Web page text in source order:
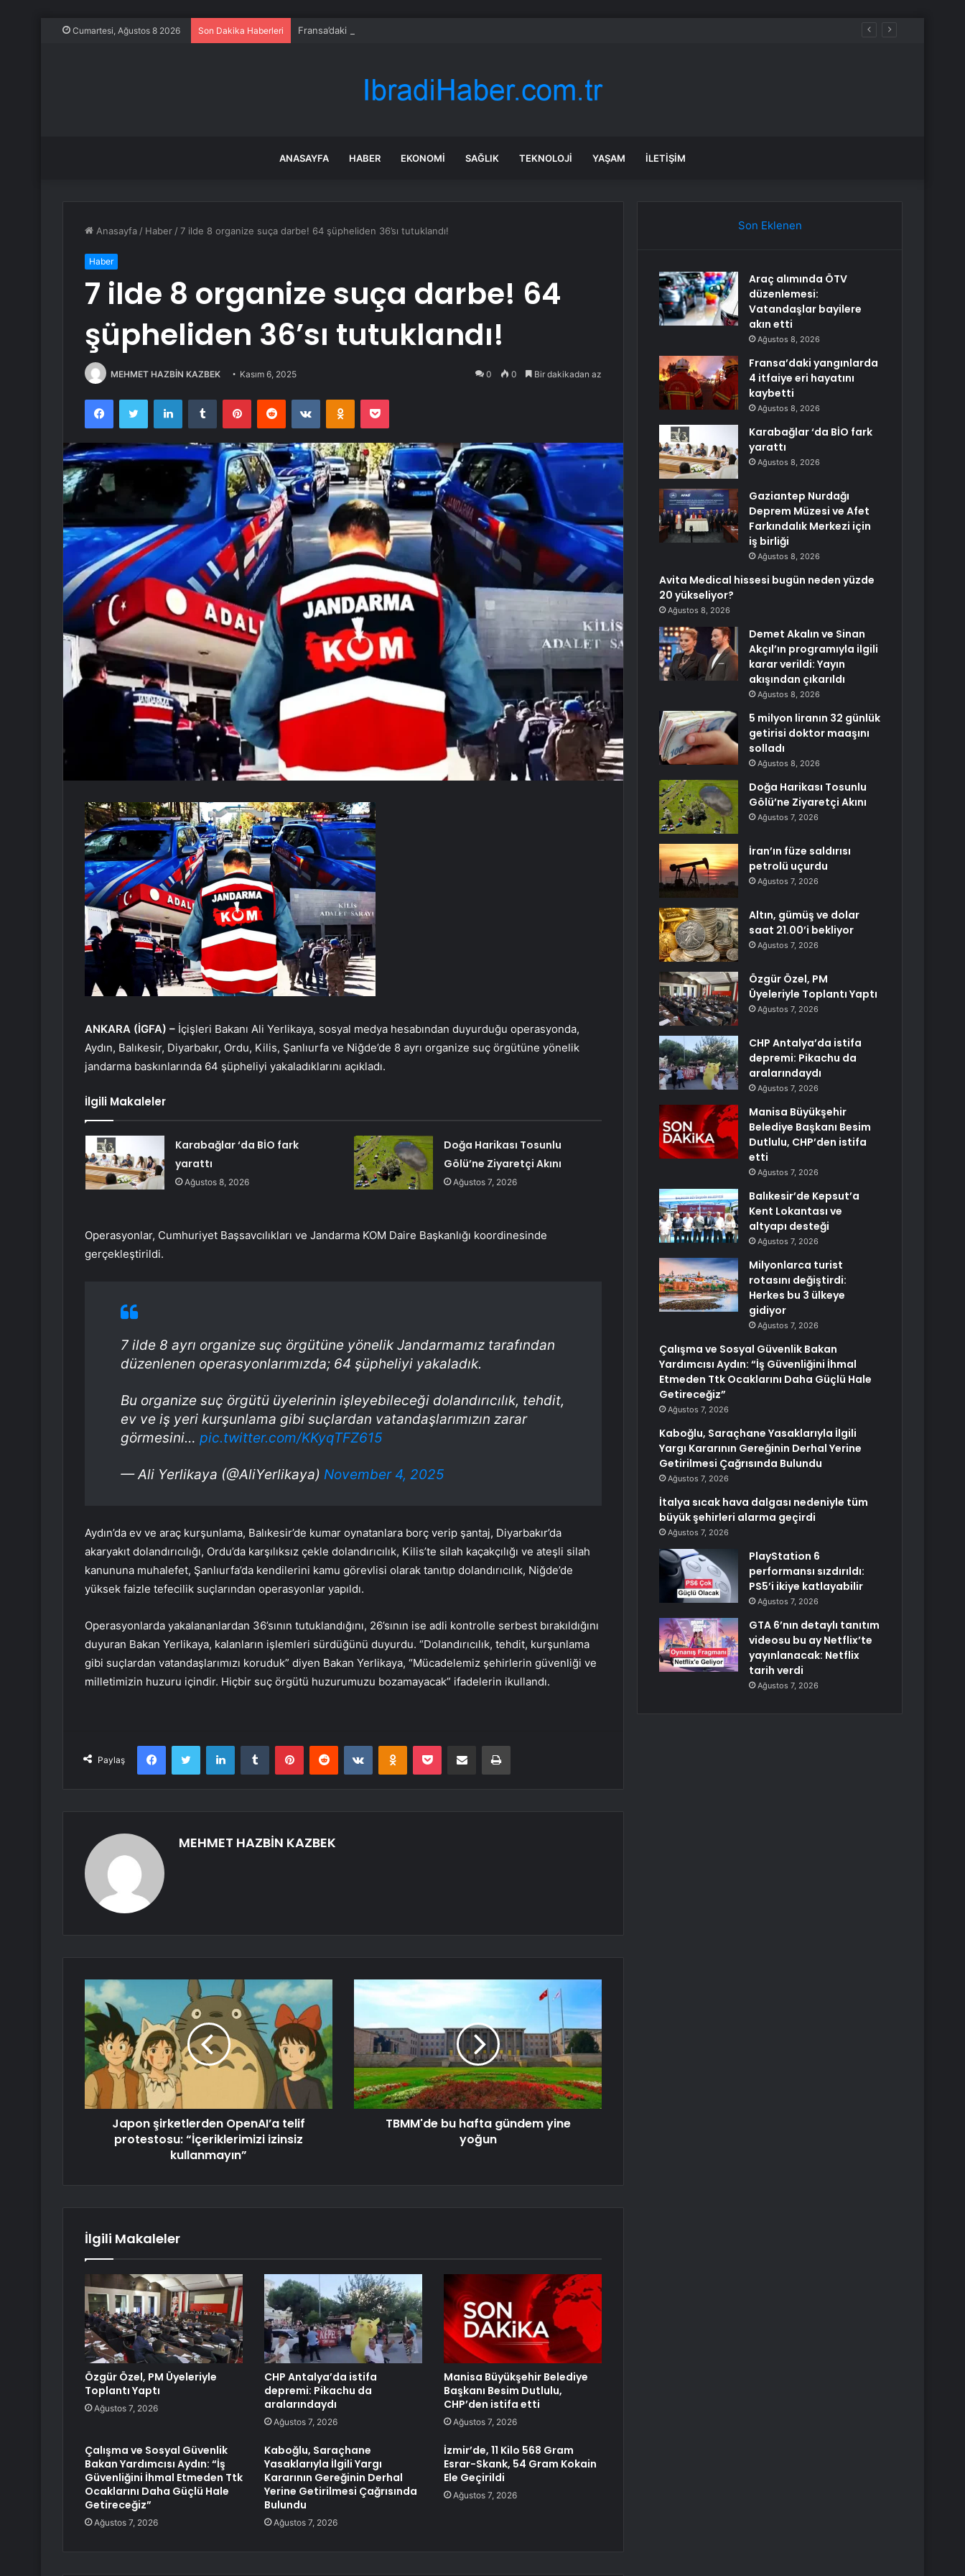
Cumartesi, Ağustos 8 2026 Son Dakika Haberleri Fransa’daki yangınlarda 4 itfaiye eri hayatını kaybetti
ANASAYFA HABER EKONOMI SAĞLIK TEKNOLOJI YAŞAM İLETIŞIM
Anasayfa / Haber /7 ilde 8 organize suça darbe! 64 şüpheliden 36’sı tutuklandı!
Haber
7 ilde 8 organize suça darbe! 64
şüpheliden 36’sı tutuklandı!
MEHMET HAZBİN KAZBEK Kasım 6, 2025 0 0 Bir dakikadan az
FacebookTwitter LinkedInTumblr PinterestReddit VKontakteOdnoklassniki
Pocket
ANKARA (İGFA) – İçişleri Bakanı Ali Yerlikaya, sosyal medya hesabından duyurduğu operasyonda,
Aydın, Balıkesir, Diyarbakır, Ordu, Kilis, Şanlıurfa ve Niğde’de 8 ayrı organize suç örgütüne yönelik
jandarma baskınlarında 64 şüpheliyi yakaladıklarını açıkladı.
İlgili Makaleler
Karabağlar ‘da BİO fark
yarattı
Ağustos 8, 2026
Doğa Harikası Tosunlu
Gölü’ne Ziyaretçi Akını
Ağustos 7, 2026
Operasyonlar, Cumhuriyet Başsavcılıkları ve Jandarma KOM Daire Başkanlığı koordinesinde
gerçekleştirildi.
7 ilde 8 ayrı organize suç örgütüne yönelik Jandarmamız tarafından
düzenlenen operasyonlarımızda; 64 şüpheliyi yakaladık.
Bu organize suç örgütü üyelerinin işleyebileceği dolandırıcılık, tehdit,
ev ve iş yeri kurşunlama gibi suçlardan vatandaşlarımızın zarar
görmesini… pic.twitter.com/KKyqTFZ615
— Ali Yerlikaya (@AliYerlikaya) November 4, 2025
Aydın’da ev ve araç kurşunlama, Balıkesir’de kumar oynatanlara borç verip şantaj, Diyarbakır’da
akaryakıt dolandırıcılığı, Ordu’da karşılıksız çekle dolandırıcılık, Kilis’te silah kaçakçılığı ve ateşli silah
kanununa muhalefet, Şanlıurfa’da kendilerini kamu görevlisi olarak tanıtıp dolandırıcılık, Niğde’de
yüksek faizle tefecilik suçlarından operasyonlar yapıldı.
Operasyonlarda yakalananlardan 36’sının tutuklandığını, 26’sının ise adli kontrolle serbest bırakıldığını
duyuran Bakan Yerlikaya, kalanların işlemleri sürdüğünü duyurdu. “Dolandırıcılık, tehdit, kurşunlama
gibi suçlardan vatandaşlarımızı koruduk” diyen Bakan Yerlikaya, “Mücadelemiz şehirlerin güvenliği ve
milletimizin huzuru içindir. Hiçbir suç örgütü huzurumuzu bozamayacak” ifadelerin ikullandı.
Paylaş
FacebookTwitter LinkedInTumblr PinterestReddit VKontakteOdnoklassniki
Pocket E-Posta ile paylaş Yazdır
MEHMET HAZBİN KAZBEK
Japon şirketlerden OpenAI’a telif
protestosu: “İçeriklerimizi izinsiz
kullanmayın”
TBMM'de bu hafta gündem yine
yoğun
İlgili Makaleler
Özgür Özel, PM Üyeleriyle
Toplantı Yaptı
Ağustos 7, 2026
CHP Antalya’da istifa
depremi: Pikachu da
aralarındaydı
Ağustos 7, 2026
Manisa Büyükşehir Belediye
Başkanı Besim Dutlulu,
CHP’den istifa etti
Ağustos 7, 2026
Çalışma ve Sosyal Güvenlik
Bakan Yardımcısı Aydın: “İş
Güvenliğini İhmal Etmeden Ttk
Ocaklarını Daha Güçlü Hale
Getireceğiz”
Ağustos 7, 2026
Kaboğlu, Saraçhane
Yasaklarıyla İlgili Yargı
Kararının Gereğinin Derhal
Yerine Getirilmesi Çağrısında
Bulundu
Ağustos 7, 2026
İzmir’de, 11 Kilo 568 Gram
Esrar-Skank, 54 Gram Kokain
Ele Geçirildi
Ağustos 7, 2026
Son Eklenen
Araç alımında ÖTV
düzenlemesi:
Vatandaşlar bayilere
akın etti
Ağustos 8, 2026
Fransa’daki yangınlarda
4 itfaiye eri hayatını
kaybetti
Ağustos 8, 2026
Karabağlar ‘da BİO fark
yarattı
Ağustos 8, 2026
Gaziantep Nurdağı
Deprem Müzesi ve Afet
Farkındalık Merkezi için
iş birliği
Ağustos 8, 2026
Avita Medical hissesi bugün neden yüzde
20 yükseliyor?
Ağustos 8, 2026
Demet Akalın ve Sinan
Akçıl’ın programıyla ilgili
karar verildi: Yayın
akışından çıkarıldı
Ağustos 8, 2026
5 milyon liranın 32 günlük
getirisi doktor maaşını
solladı
Ağustos 8, 2026
Doğa Harikası Tosunlu
Gölü’ne Ziyaretçi Akını
Ağustos 7, 2026
İran’ın füze saldırısı
petrolü uçurdu
Ağustos 7, 2026
Altın, gümüş ve dolar
saat 21.00’i bekliyor
Ağustos 7, 2026
Özgür Özel, PM
Üyeleriyle Toplantı Yaptı
Ağustos 7, 2026
CHP Antalya’da istifa
depremi: Pikachu da
aralarındaydı
Ağustos 7, 2026
Manisa Büyükşehir
Belediye Başkanı Besim
Dutlulu, CHP’den istifa
etti
Ağustos 7, 2026
Balıkesir’de Kepsut’a
Kent Lokantası ve
altyapı desteği
Ağustos 7, 2026
Milyonlarca turist
rotasını değiştirdi:
Herkes bu 3 ülkeye
gidiyor
Ağustos 7, 2026
Çalışma ve Sosyal Güvenlik Bakan
Yardımcısı Aydın: “İş Güvenliğini İhmal
Etmeden Ttk Ocaklarını Daha Güçlü Hale
Getireceğiz”
Ağustos 7, 2026
Kaboğlu, Saraçhane Yasaklarıyla İlgili
Yargı Kararının Gereğinin Derhal Yerine
Getirilmesi Çağrısında Bulundu
Ağustos 7, 2026
İtalya sıcak hava dalgası nedeniyle tüm
büyük şehirleri alarma geçirdi
Ağustos 7, 2026
PlayStation 6
performansı sızdırıldı:
PS5’i ikiye katlayabilir
Ağustos 7, 2026
GTA 6’nın detaylı tanıtım
videosu bu ay Netflix’te
yayınlanacak: Netflix
tarih verdi
Ağustos 7, 2026